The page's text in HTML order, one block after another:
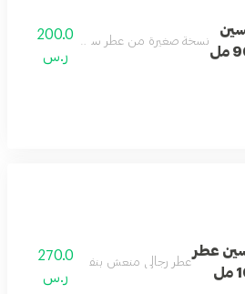
نسخة صغيرة من عطر سفاير بنفحات شرقية
200.0
ر.س
عطر
عطر رجالي منعش بنفحات المسك والماء.
270.0
ر.س